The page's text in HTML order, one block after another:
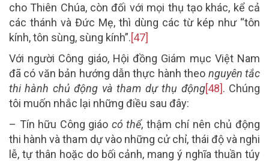
cho Thiên Chúa, còn đối với mọi thụ tạo khác, kể cả
các thánh và Đức Mẹ, thì dùng các từ kép như “tôn
kính, tôn sùng, sùng kính”.[47]
Với người Công giáo, Hội đồng Giám mục Việt Nam
đã có văn bản hướng dẫn thực hành theo nguyên tắc
thi hành chủ động và tham dự thụ động[48]. Chúng
tôi muốn nhắc lại những điều sau đây:
– Tín hữu Công giáo có thể, thậm chí nên chủ động
thi hành và tham dự vào những cử chỉ, thái độ và nghi
lễ, tự thân hoặc do bối cảnh, mang ý nghĩa thuần túy